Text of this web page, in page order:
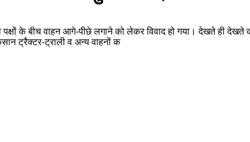
पक्षों के बीच वाहन आगे-पीछे लगाने को लेकर विवाद हो गया। देखते ही
ट्रैक्टर-ट्राली व अन्य वाहनों क